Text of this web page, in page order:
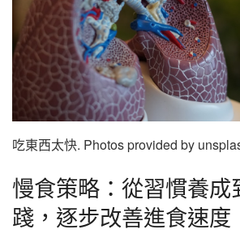
吃東西太快. Photos provided by
慢食策略：從習慣養成
踐，逐步改善進食速度